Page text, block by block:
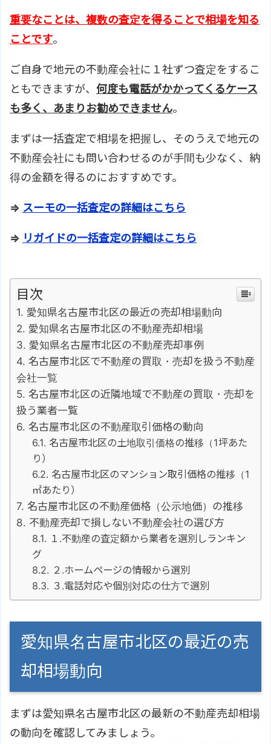
重要なことは、複数の査定を得ることで相場を知る
ことです。
ご自身で地元の不動産会社に１社ずつ査定をするこ
ともできますが、 何度も電話がかかってくるケース
も多く、あまりお勧めできません。
まずは一括査定で相場を把握し、そのうえで地元の
不動産会社にも問い合わせるのが手間も少なく、納
得の金額を得るのにおすすめです。
⇒ スーモの一括査定の詳細はこちら
⇒ リガイドの一括査定の詳細はこちら
目次
愛知県名古屋市北区の最近の売却相場動向
愛知県名古屋市北区の不動産売却相場
愛知県名古屋市北区の不動産売却事例
名古屋市北区で不動産の買取・売却を扱う不動産
会社一覧
名古屋市北区の近隣地域で不動産の買取・売却を
扱う業者一覧
名古屋市北区の不動産取引価格の動向
名古屋市北区の土地取引価格の推移（1坪あた
り）
名古屋市北区のマンション取引価格の推移（1
㎡あたり）
名古屋市北区の不動産価格（公示地価）の推移
不動産売却で損しない不動産会社の選び方
１.不動産の査定額から業者を選別しランキン
グ
２.ホームページの情報から選別
３.電話対応や個別対応の仕方で選別
愛知県名古屋市北区の最近の売
却相場動向
まずは愛知県名古屋市北区の最新の不動産売却相場
の動向を確認してみましょう。